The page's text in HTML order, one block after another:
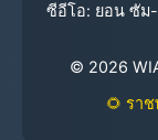
ซีอีโอ: ยอน ซัม-
© 2026
🌻 รา